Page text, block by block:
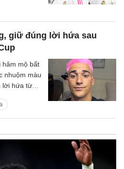
giữ đúng lời hứa sau
hâm mộ bất
nhuộm màu
hứa từng